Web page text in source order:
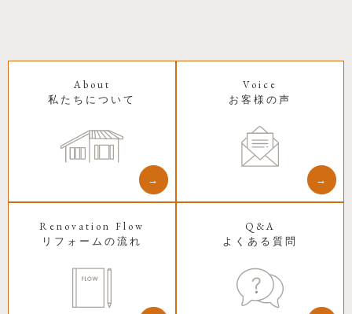
About
私たちについて
→
Voice
お客様の声
→
Renovation Flow
リフォームの流れ
Q&A
よくある質問